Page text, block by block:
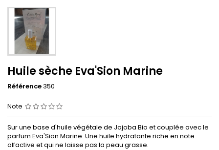
Huile sèche Eva'Sion Marine
Référence350
Note
Sur une base d'huile végétale de Jojoba Bio et couplée avec le
parfum Eva'Sion Marine. Une huile hydratante riche en note
olfactive et qui ne laisse pas la peau grasse.